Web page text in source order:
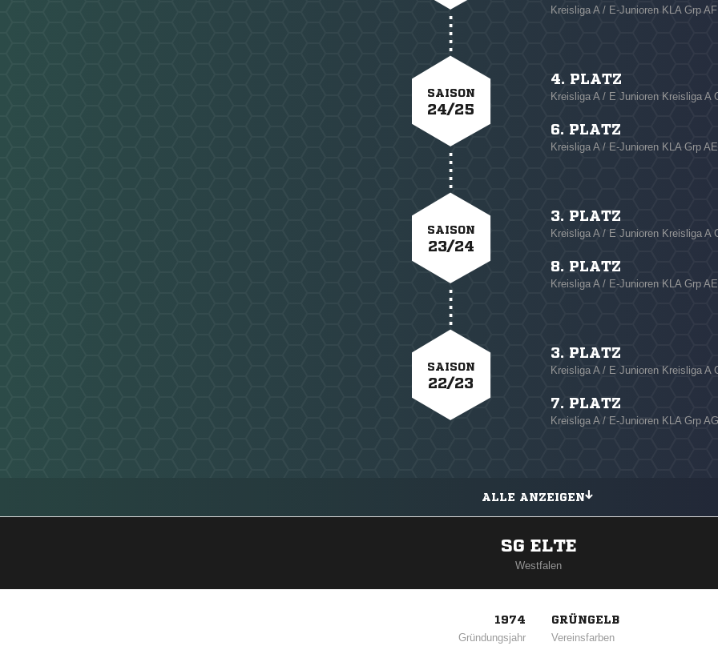
Kreisliga A / E-Junioren KLA Grp AF
SAISON
24/25
4. PLATZ
Kreisliga A / E Junioren Kreisliga A
6. PLATZ
Kreisliga A / E-Junioren KLA Grp AE
SAISON
23/24
3. PLATZ
Kreisliga A / E Junioren Kreisliga A
8. PLATZ
Kreisliga A / E-Junioren KLA Grp AE
SAISON
22/23
3. PLATZ
Kreisliga A / E Junioren Kreisliga A
7. PLATZ
Kreisliga A / E-Junioren KLA Grp
ALLE ANZEIGEN
SG ELTE
Westfalen
1974
Gründungsjahr
GRÜNGELB
Vereinsfarben